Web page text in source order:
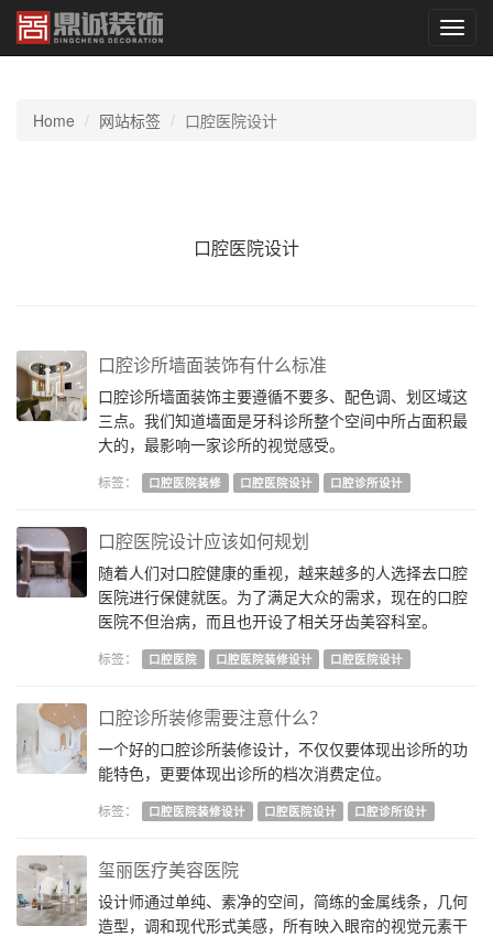
切
换
Home 网站标签 口腔医院设计
口腔医院设计
口腔诊所墙面装饰有什么标准
口腔诊所墙面装饰主要遵循不要多、配色调、划区域这
三点。我们知道墙面是牙科诊所整个空间中所占面积最
大的，最影响一家诊所的视觉感受。
标签： 口腔医院装修 口腔医院设计 口腔诊所设计
口腔医院设计应该如何规划
随着人们对口腔健康的重视，越来越多的人选择去口腔
医院进行保健就医。为了满足大众的需求，现在的口腔
医院不但治病，而且也开设了相关牙齿美容科室。
标签： 口腔医院 口腔医院装修设计 口腔医院设计
口腔诊所装修需要注意什么？
一个好的口腔诊所装修设计，不仅仅要体现出诊所的功
能特色，更要体现出诊所的档次消费定位。
标签： 口腔医院装修设计 口腔医院设计 口腔诊所设计
玺丽医疗美容医院
设计师通过单纯、素净的空间，简练的金属线条，几何
造型，调和现代形式美感，所有映入眼帘的视觉元素干